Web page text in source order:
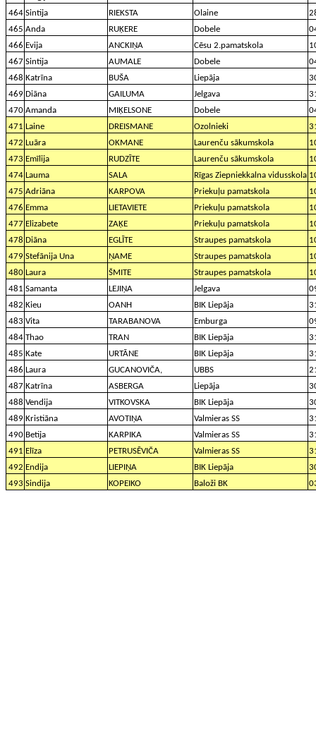
464 Sintija RIEKSTA Olaine
465 Anda RUĶERE Dobele
466 Evija ANCKIŅA Cēsu 2.pamatskola
467 Sintija AUMALE Dobele
468 Katrīna BUŠA Liepāja
469 Diāna GAILUMA Jelgava
470 Amanda MIĶELSONE Dobele
471 Laine DREISMANE Ozolnieki
472 Luāra OKMANE Laurenču sākumskola
473 Emīlija RUDZĪTE Laurenču sākumskola
474 Lauma SALA Rīgas Ziepniekkalna vidusskola
475 Adriāna KARPOVA Priekuļu pamatskola
476 Emma LIETAVIETE Priekuļu pamatskola
477 Elizabete ZAĶE Priekuļu pamatskola
478 Diāna EGLĪTE Straupes pamatskola
479 Stefānija Una ŅAME Straupes pamatskola
480 Laura ŠMITE Straupes pamatskola
481 Samanta LEJIŅA Jelgava
482 Kieu OANH BIK Liepāja
483 Vita TARABANOVA Emburga
484 Thao TRAN BIK Liepāja
485 Kate URTĀNE BIK Liepāja
486 Laura GUCANOVIČA, UBBS
487 Katrīna ASBERGA Liepāja
488 Vendija VITKOVSKA BIK Liepāja
489 Kristiāna AVOTIŅA Valmieras SS
490 Betija KARPIKA Valmieras SS
491 Elīza PETRUSĒVIČA Valmieras SS
492 Endija LIEPIŅA BIK Liepāja
493 Sindija KOPEIKO Baloži BK